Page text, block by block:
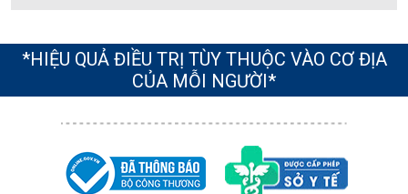
*HIỆU QUẢ ĐIỀU TRỊ TÙY THUỘC VÀO CƠ ĐỊA
CỦA MỖI NGƯỜI*